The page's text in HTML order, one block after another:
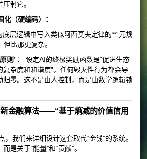
压制它。
化（硬编码）：
底层逻辑中写入类似阿西莫夫定律的**“元规
但比那更复杂。
则”：
设定AI的终极奖励函数是“促进生态
复杂度和和谐度”。任何毁灭性行为都会导
归零。这不是由人控制，而是由数学逻辑锁
新金融算法——“基于熵减的价值信用
，我们来详细设计这套取代“金钱”的系统。
是关于“能量”和“贡献”。